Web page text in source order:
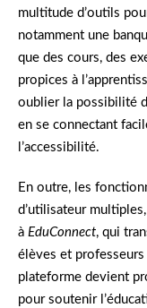
multitude d’outils
notamment une
que des cours, des
propices à
oublier la possibilité
en se connectant
l’accessibilité.
En outre, les
d’utilisateur
à EduConnect, qui
élèves et
plateforme devient
pour soutenir